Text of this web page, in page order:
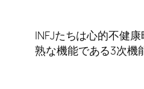
INFJたちは心的不健
熟な機能である3次機